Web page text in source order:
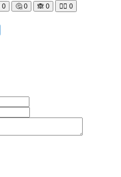
0 🤔 0 🙈 0 🧘‍♀️ 0